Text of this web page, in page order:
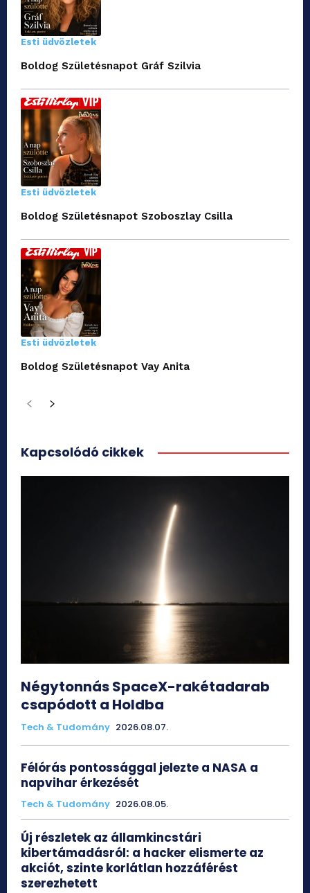
Esti üdvözletek
Boldog Születésnapot Gráf Szilvia
Esti üdvözletek
Boldog Születésnapot Szoboszlay Csilla
Esti üdvözletek
Boldog Születésnapot Vay Anita
Kapcsolódó cikkek
Négytonnás SpaceX-rakétadarab
csapódott a Holdba
Tech & Tudomány 2026.08.07.
Félórás pontossággal jelezte a NASA a
napvihar érkezését
Tech & Tudomány 2026.08.05.
Új részletek az államkincstári
kibertámadásról: a hacker elismerte az
akciót, szinte korlátlan hozzáférést
szerezhetett